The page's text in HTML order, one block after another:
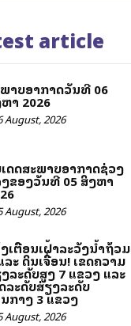
article
າບອາກາດວັນທີ 06
າ 2026
August, 2026
ດດສະພາບອາກາດຊ່ວງ
ຂອງວັນທີ 05 ສິງຫາ
August, 2026
ເຕືອນເຝົ້າລະວັງນ້ຳຖ້ວມ
ລະ ດິນເຈື່ອນ! ເຂດຄວາມ
ລະດັບສູງ 7 ແຂວງ ແລະ
ລະດັບສ່ຽງລະດັບ
ກາງ 3 ແຂວງ
August, 2026